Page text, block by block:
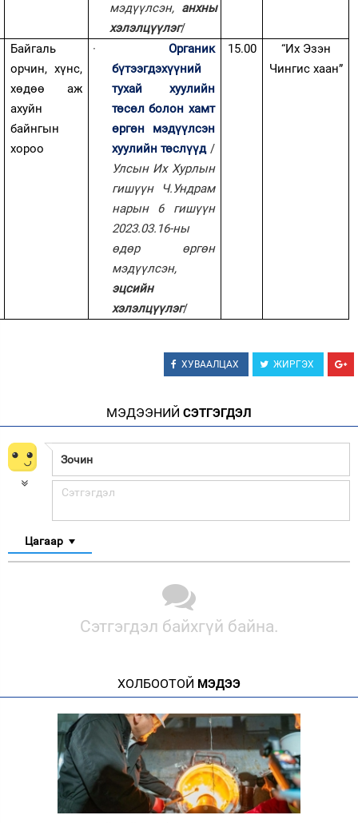
мэдүүлсэн, анхны
хэлэлцүүлэг/
Байгаль
орчин, хүнс,
хөдөө аж
ахуйн
байнгын
хороо
·
Органик
бүтээгдэхүүний
тухай хуулийн
төсөл болон хамт
өргөн мэдүүлсэн
хуулийн төслүүд /
Улсын Их Хурлын
гишүүн Ч.Ундрам
нарын 6 гишүүн
2023.03.16-ны
өдөр өргөн
мэдүүлсэн,
эцсийн
хэлэлцүүлэг/
15.00
“Их Эзэн
Чингис хаан”
ХУВААЛЦАХ ЖИРГЭХ
МЭДЭЭНИЙ СЭТГЭГДЭЛ
Цагаар
Сэтгэгдэл байхгүй байна.
ХОЛБООТОЙ МЭДЭЭ